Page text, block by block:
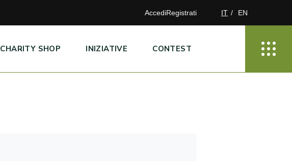
AccediRegistrati IT EN
CHARITY SHOP INIZIATIVE CONTEST